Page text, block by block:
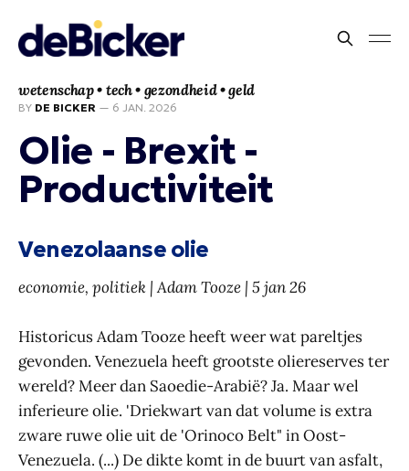
wetenschap • tech • gezondheid • geld
BY DE BICKER — 6 JAN. 2026
Olie - Brexit -
Productiviteit
Venezolaanse olie
economie, politiek | Adam Tooze | 5 jan 26
Historicus Adam Tooze heeft weer wat pareltjes
gevonden. Venezuela heeft grootste oliereserves ter
wereld? Meer dan Saoedie-Arabië? Ja. Maar wel
inferieure olie. 'Driekwart van dat volume is extra
zware ruwe olie uit de 'Orinoco Belt" in Oost-
Venezuela. (...) De dikte komt in de buurt van asfalt,